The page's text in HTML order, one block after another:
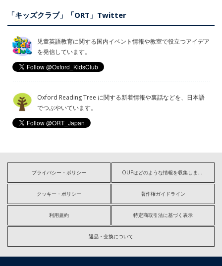
「キッズクラブ」「ORT」Twitter
児童英語教育に関する国内イベント情報や教室で役立つアイデア
を発信しています。
Oxford Reading Tree に関する新着情報や裏話などを、日本語
でつぶやいています。
プライバシー・ポリシー
クッキー・ポリシー 著作権ガイドライン
利用規約 特定商取引法に基づく表示
返品・交換について